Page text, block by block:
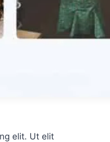
elit. Ut elit